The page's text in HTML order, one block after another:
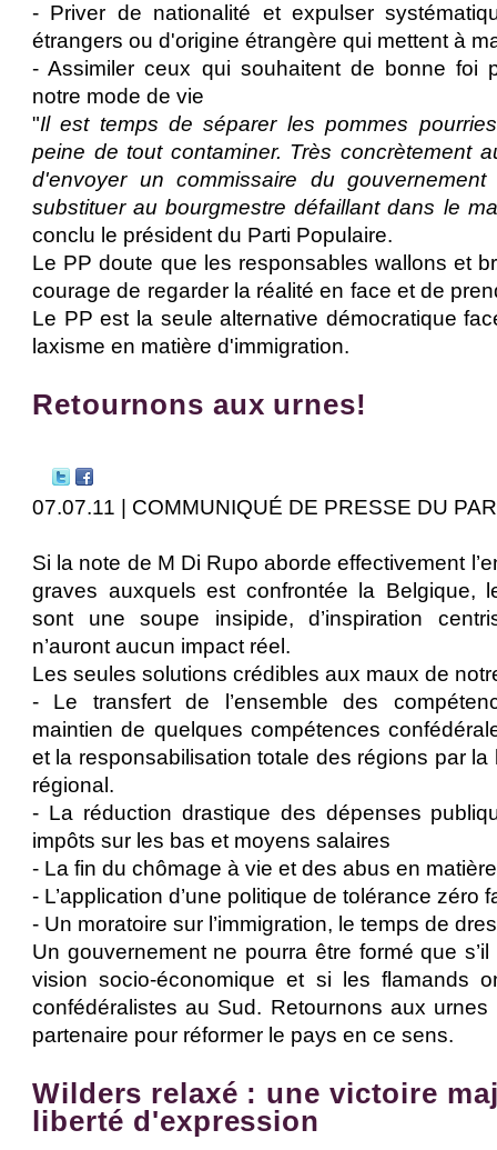
- Priver de nationalité et expulser
étrangers ou d'origine étrangère qui mettent à
- Assimiler ceux qui souhaitent de bonne foi
notre mode de vie
"Il est temps de séparer les pommes
peine de tout contaminer. Très concrètement
d'envoyer un commissaire du
substituer au bourgmestre défaillant dans le
conclu le président du Parti Populaire.
Le PP doute que les responsables wallons et
courage de regarder la réalité en face et de
Le PP est la seule alternative démocratique
laxisme en matière d'immigration.
Retournons aux urnes!
07.07.11 | COMMUNIQUÉ DE PRESSE DU
Si la note de M Di Rupo aborde effectivement
graves auxquels est confrontée la Belgique,
sont une soupe insipide, d’inspiration
n’auront aucun impact réel.
Les seules solutions crédibles aux maux de
- Le transfert de l’ensemble des
maintien de quelques compétences
et la responsabilisation totale des régions par la
régional.
- La réduction drastique des dépenses
impôts sur les bas et moyens salaires
- La fin du chômage à vie et des abus en
- L’application d’une politique de tolérance zéro
- Un moratoire sur l’immigration, le temps de
Un gouvernement ne pourra être formé que
vision socio-économique et si les flamands
confédéralistes au Sud. Retournons aux
partenaire pour réformer le pays en ce sens.
Wilders relaxé : une victoire
liberté d'expression